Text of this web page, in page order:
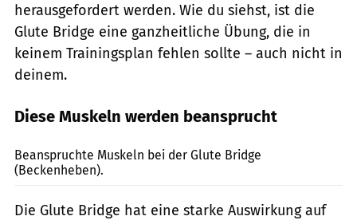
herausgefordert werden. Wie du siehst, ist die
Glute Bridge eine ganzheitliche Übung, die in
keinem Trainingsplan fehlen sollte – auch nicht in
deinem.
Diese Muskeln werden beansprucht
Beanspruchte Muskeln bei der Glute Bridge
(Beckenheben).
Die Glute Bridge hat eine starke Auswirkung auf